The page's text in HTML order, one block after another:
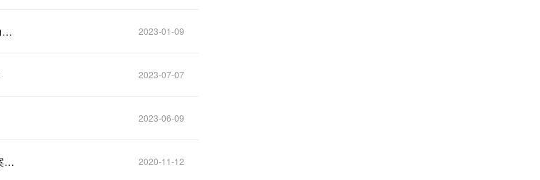
中国软件国际（00354.HK）携手中冶宝钢打造智慧化无人驾驶系统 以数智力量赋能钢铁行业创新绿色发展 2023-01-09
2023-07-07
2023-06-09
港股异动丨中国软件国际（00354.HK）一度涨4.5％ 成为华为HiLink生态方案服务商 2020-11-12